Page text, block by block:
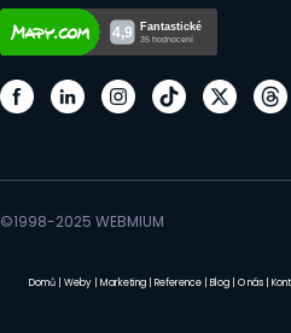
©1998-2025 WEBMIUM
Domů Weby Marketing Reference Blog O nás